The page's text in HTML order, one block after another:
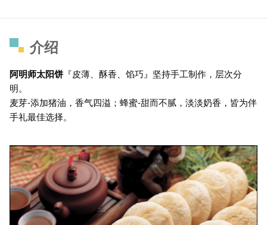
介绍
阿明师太阳饼『皮薄、酥香、馅巧』坚持手工制作，层次分
明。
麦芽-添加猪油，香气四溢；蜂蜜-甜而不腻，淡淡奶香，皆为伴
手礼最佳选择。